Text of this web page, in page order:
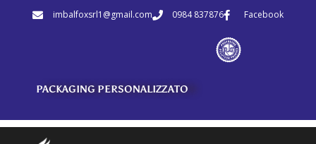
imbalfoxsrl1@gmail.com 0984 837876 Facebook
PACKAGING PERSONALIZZATO